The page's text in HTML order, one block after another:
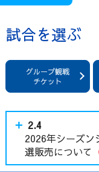
試合を選ぶ
グループ観戦
チケット
2.4
2026年シーズン
選販売について
今シーズンの抽